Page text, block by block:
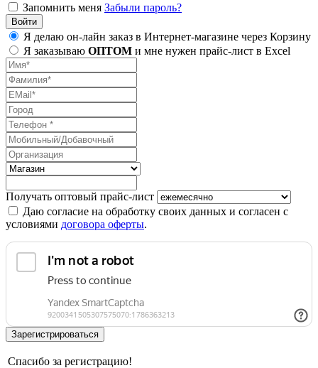
Запомнить меня Забыли пароль?
Я делаю он-лайн заказ в Интернет-магазине через Корзину
Я заказываю ОПТОМ и мне нужен прайс-лист в Excel
Получать оптовый прайс-лист
Даю согласие на обработку своих данных и согласен с
условиями договора оферты.
Спасибо за регистрацию!